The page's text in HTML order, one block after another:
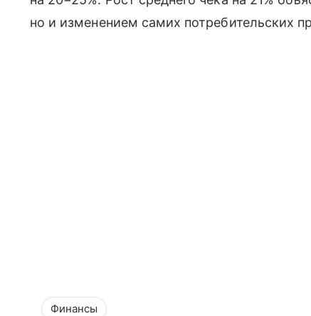
но и изменением самих потребительских
Финансы